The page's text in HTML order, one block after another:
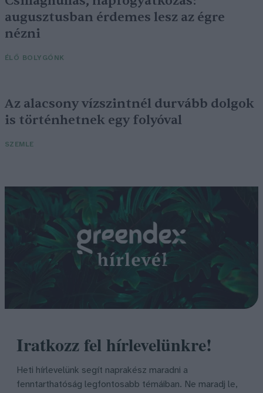
augusztusban érdemes lesz az égre
nézni
ÉLŐ BOLYGÓNK
Az alacsony vízszintnél durvább dolgok
is történhetnek egy folyóval
SZEMLE
Iratkozz fel hírlevelünkre!
Heti hírlevelünk segít naprakész maradni a
fenntarthatóság legfontosabb témáiban. Ne maradj le,